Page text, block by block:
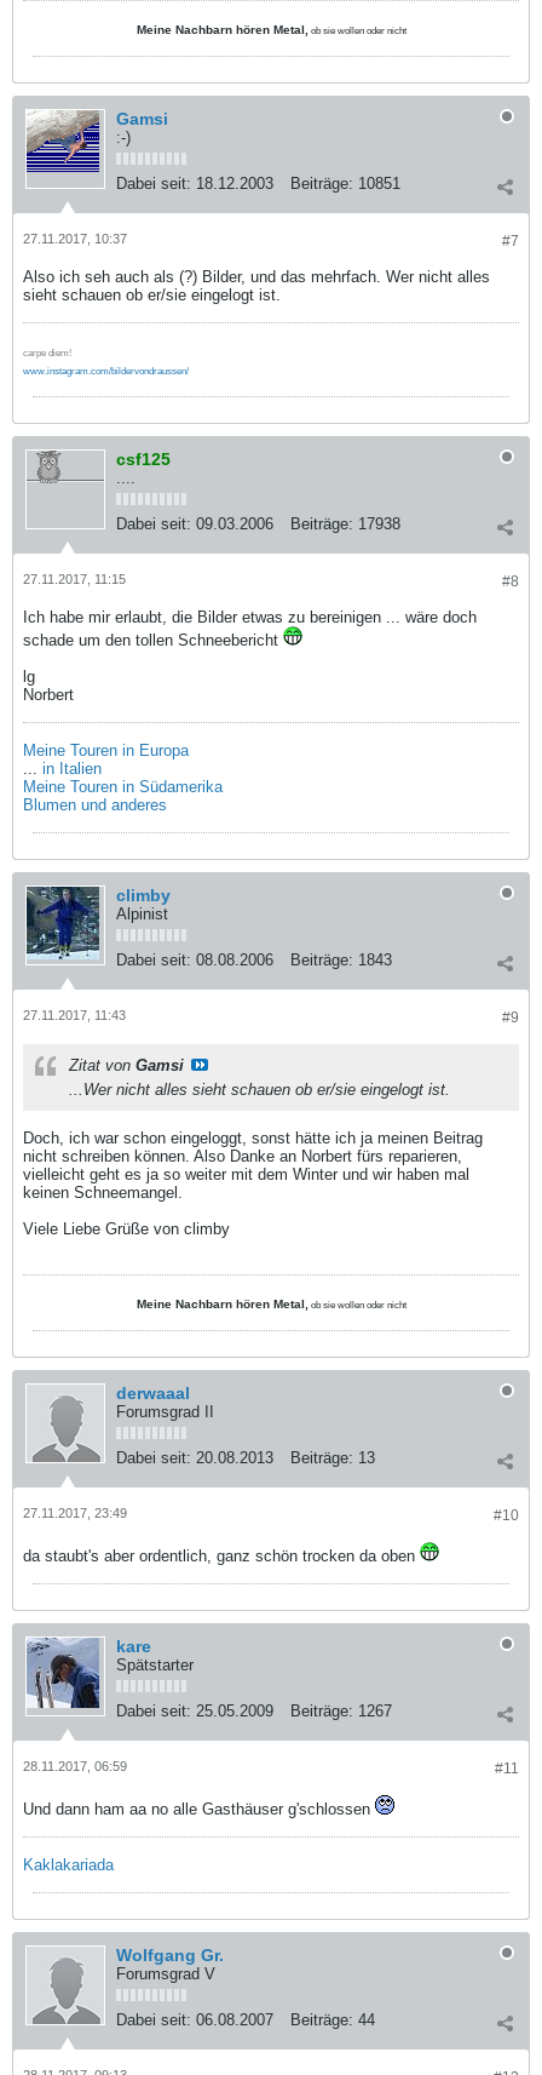
Meine Nachbarn hören Metal, ob sie wollen oder nicht
Gamsi
:-)
Dabei seit: 18.12.2003 Beiträge: 10851
#7
27.11.2017, 10:37
Also ich seh auch als (?) Bilder, und das mehrfach. Wer nicht alles
sieht schauen ob er/sie eingelogt ist.
carpe diem!
www.instagram.com/bildervondraussen/
csf125
....
Dabei seit: 09.03.2006 Beiträge: 17938
#8
27.11.2017, 11:15
Ich habe mir erlaubt, die Bilder etwas zu bereinigen ... wäre doch
schade um den tollen Schneebericht
lg
Norbert
Meine Touren in Europa
... in Italien
Meine Touren in Südamerika
Blumen und anderes
climby
Alpinist
Dabei seit: 08.08.2006 Beiträge: 1843
#9
27.11.2017, 11:43
Zitat von Gamsi
...Wer nicht alles sieht schauen ob er/sie eingelogt ist.
Doch, ich war schon eingeloggt, sonst hätte ich ja meinen Beitrag
nicht schreiben können. Also Danke an Norbert fürs reparieren,
vielleicht geht es ja so weiter mit dem Winter und wir haben mal
keinen Schneemangel.
Viele Liebe Grüße von climby
Meine Nachbarn hören Metal, ob sie wollen oder nicht
derwaaal
Forumsgrad II
Dabei seit: 20.08.2013 Beiträge: 13
#10
27.11.2017, 23:49
da staubt's aber ordentlich, ganz schön trocken da oben
kare
Spätstarter
Dabei seit: 25.05.2009 Beiträge: 1267
#11
28.11.2017, 06:59
Und dann ham aa no alle Gasthäuser g'schlossen
Kaklakariada
Wolfgang Gr.
Forumsgrad V
Dabei seit: 06.08.2007 Beiträge: 44